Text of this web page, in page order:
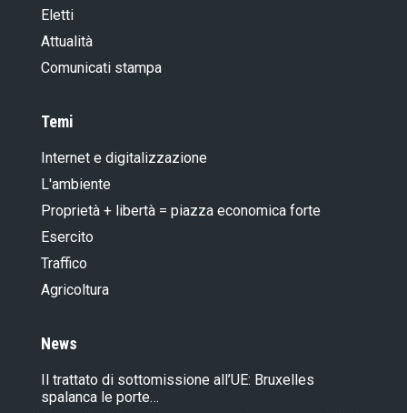
Eletti
Attualità
Comunicati stampa
Temi
Internet e digitalizzazione
L'ambiente
Proprietà + libertà = piazza economica forte
Esercito
Traffico
Agricoltura
News
Il trattato di sottomissione all’UE: Bruxelles
spalanca le porte…